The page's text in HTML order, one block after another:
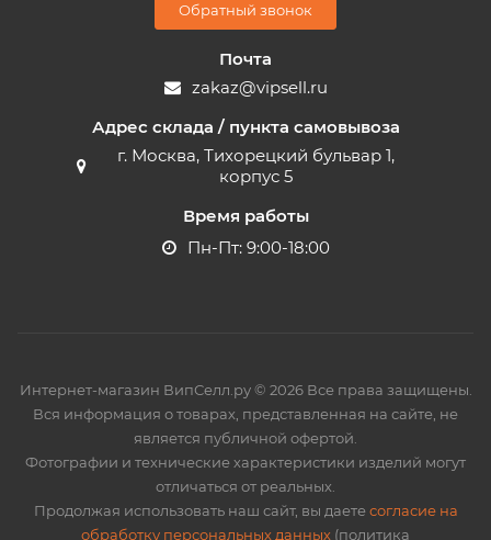
Обратный звонок
Почта
zakaz@vipsell.ru
Адрес склада / пункта самовывоза
г. Москва, Тихорецкий бульвар 1,
корпус 5
Время работы
Пн-Пт: 9:00-18:00
Интернет-магазин ВипСелл.ру © 2026 Все права защищены.
Вся информация о товарах, представленная на сайте, не
является публичной офертой.
Фотографии и технические характеристики изделий могут
отличаться от реальных.
Продолжая использовать наш сайт, вы даетесогласие на
обработку персональных данных (политика